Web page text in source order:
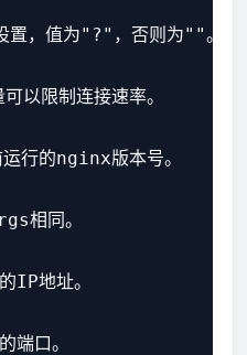
，值为"?"，否则为""。
限制连接速率。
的nginx版本号。
相同。
IP地址。
口。